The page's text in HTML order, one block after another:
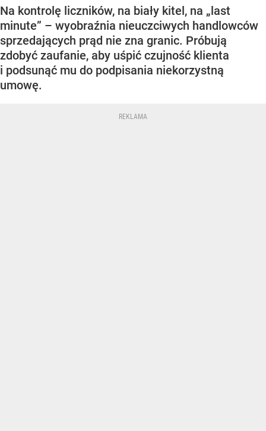
Na kontrolę liczników, na biały kitel, na „last
minute” – wyobraźnia nieuczciwych handlowców
sprzedających prąd nie zna granic. Próbują
zdobyć zaufanie, aby uśpić czujność klienta
i podsunąć mu do podpisania niekorzystną
umowę.